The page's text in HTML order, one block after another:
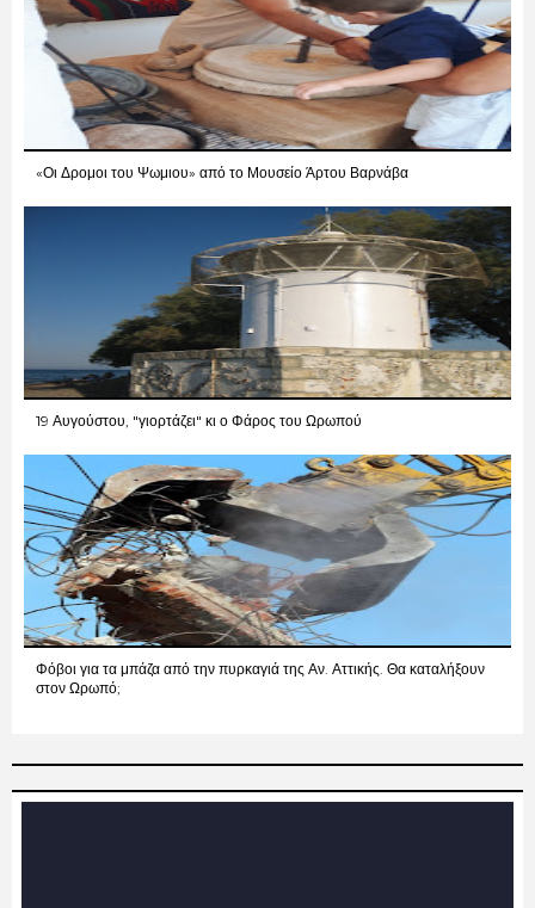
«Οι Δρομοι του Ψωμιου» από το Μουσείο Άρτου Βαρνάβα
19 Αυγούστου, "γιορτάζει" κι ο Φάρος του Ωρωπού
Φόβοι για τα μπάζα από την πυρκαγιά της Αν. Αττικής. Θα καταλήξουν
στον Ωρωπό;